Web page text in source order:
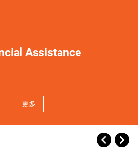
Assistance
更多